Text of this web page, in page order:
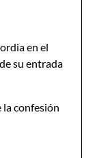
en el
su entrada
la confesión